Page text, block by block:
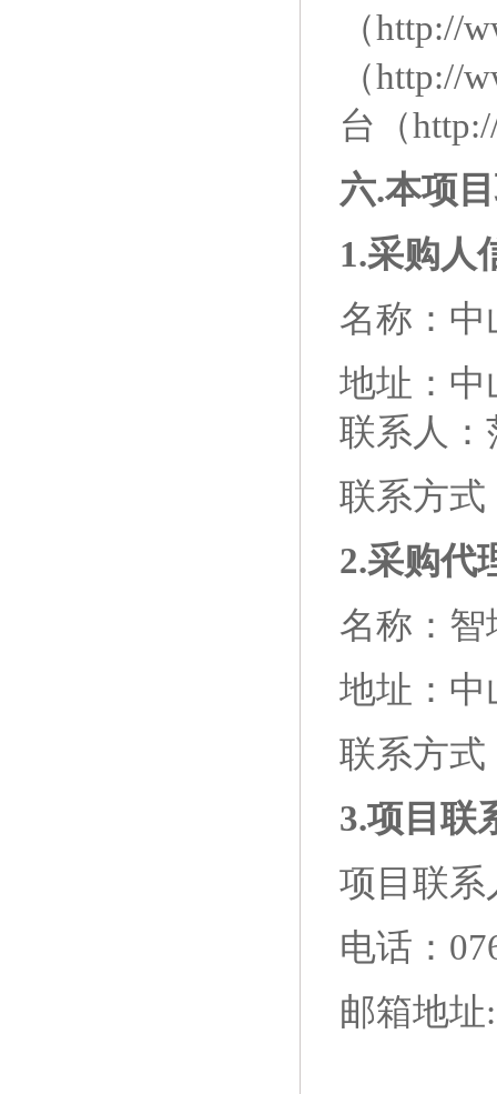
（http://
（http://
台（
六.本项
1.采购人
名称： 中
地址： 中
联系人：
联系方式
2.采购代
名称： 智
地址： 中
联系方式
3.项目联
项目联系
电话：
邮箱地址